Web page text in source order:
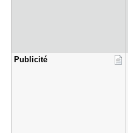
Publicité